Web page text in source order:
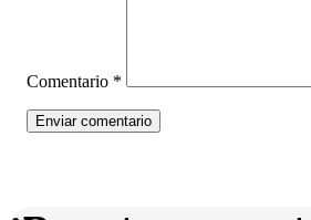
Comentario *